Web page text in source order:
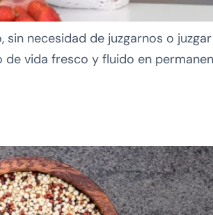
necesidad de juzgarnos o
vida fresco y fluido en